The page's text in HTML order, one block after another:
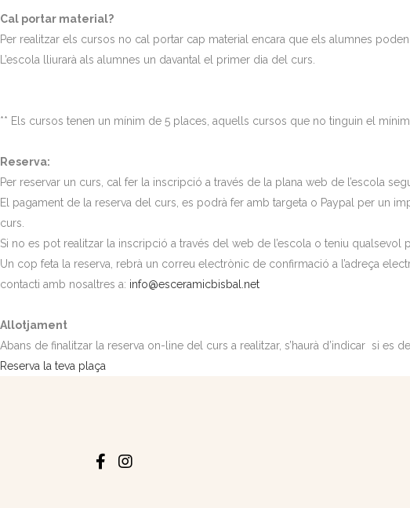
Cal portar material?
Per realitzar els cursos no cal portar cap material encara que els alumnes
L’escola lliurarà als alumnes un davantal el primer dia del curs.
** Els cursos tenen un mínim de 5 places, aquells cursos que no tinguin el mínim
Reserva:
Per reservar un curs, cal fer la inscripció a través de la plana web de l’escola
El pagament de la reserva del curs, es podrà fer amb targeta o Paypal per un
curs.
Si no es pot realitzar la inscripció a través del web de l’escola o teniu qualsevol
Un cop feta la reserva, rebrà un correu electrònic de confirmació a l’adreça
contacti amb nosaltres a: info@esceramicbisbal.net
Allotjament
Abans de finalitzar la reserva on-line del curs a realitzar, s’haurà d’indicar si es
Reserva la teva plaça